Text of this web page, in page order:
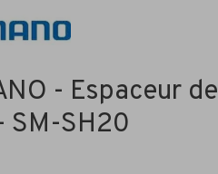
- Espaceur de
SM-SH20